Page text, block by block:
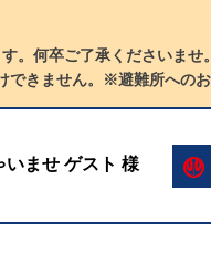
。何卒ご了承くださいませ。
きません。※避難所へのお
いませ ゲスト 様